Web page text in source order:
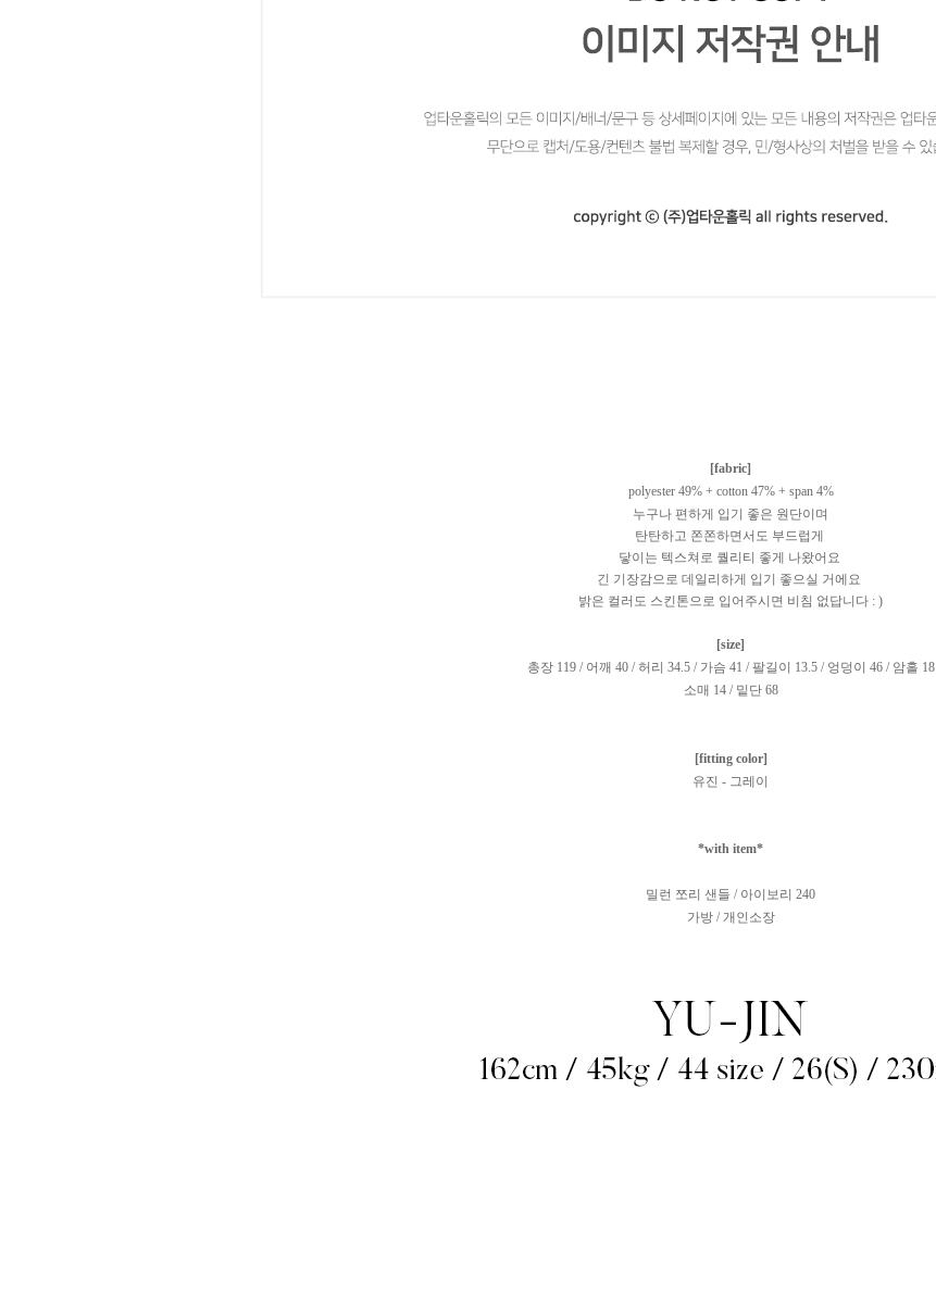
[fabric]
polyester 49% + cotton 47% + span 4%
누구나 편하게 입기 좋은 원단이며
탄탄하고 쫀쫀하면서도 부드럽게
닿이는 텍스쳐로 퀄리티 좋게 나왔어요
긴 기장감으로 데일리하게 입기 좋으실 거에요
밝은 컬러도 스킨톤으로 입어주시면 비침 없답니다 : )
[size]
총장 119 / 어깨 40 / 허리 34.5 / 가슴 41 / 팔길이 13.5 / 엉덩이 46 / 암홀 18
소매 14 / 밑단 68
[fitting color]
유진 - 그레이
*with item*
밀런 쪼리 샌들 / 아이보리 240
가방 / 개인소장